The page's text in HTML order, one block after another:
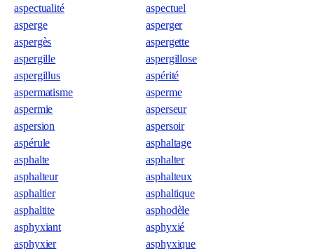
aspectualité
aspectuel
asperge
asperger
aspergès
aspergette
aspergille
aspergillose
aspergillus
aspérité
aspermatisme
asperme
aspermie
asperseur
aspersion
aspersoir
aspérule
asphaltage
asphalte
asphalter
asphalteur
asphalteux
asphaltier
asphaltique
asphaltite
asphodèle
asphyxiant
asphyxié
asphyxier
asphyxique